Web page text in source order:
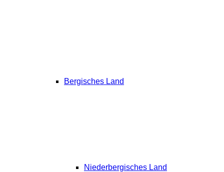
Bergisches Land
Niederbergisches Land